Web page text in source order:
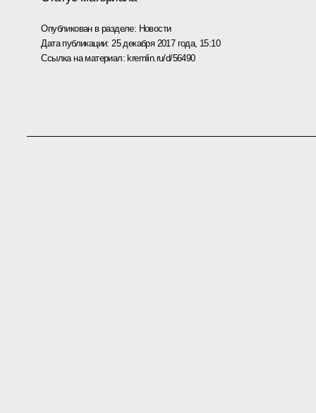
Опубликован в разделе: Новости
Дата публикации: 25 декабря 2017 года, 15:10
Ссылка на материал: kremlin.ru/d/56490